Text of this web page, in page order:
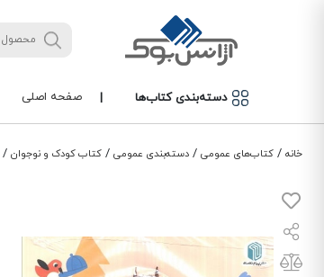
دسته‌بندی کتاب‌ها | صفحه اصلی
خانه / کتاب‌های عمومی / دسته‌بندی عمومی / کتاب کودک و نوجوان /